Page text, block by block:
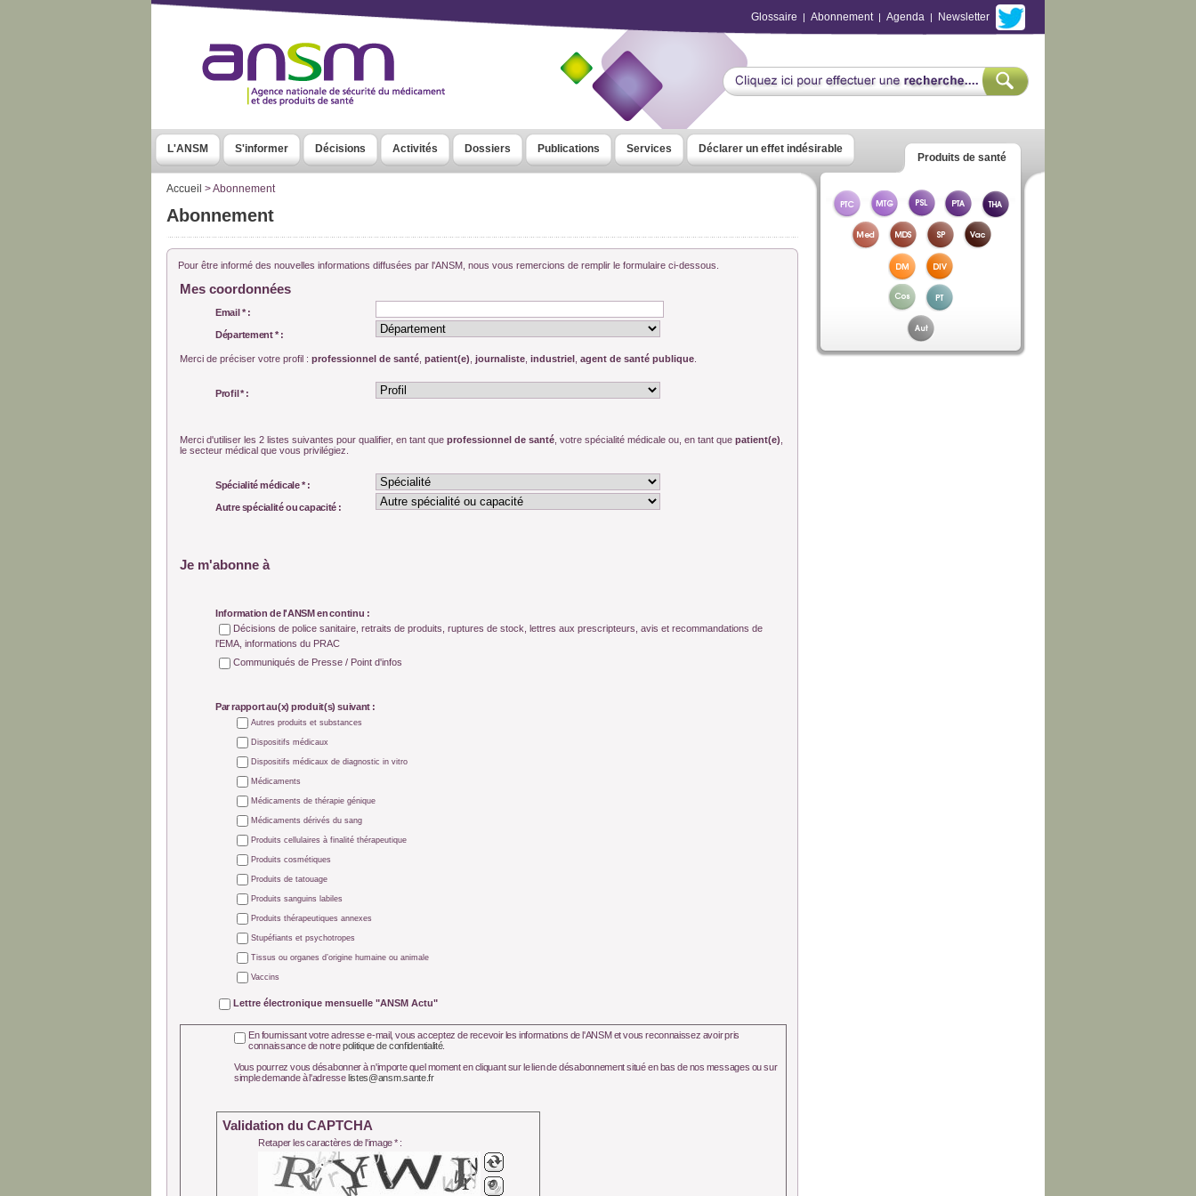
Glossaire | Abonnement | Agenda | Newsletter
Produits de santé
L'ANSM S'informer Décisions Activités Dossiers Publications Services Déclarer un effet indésirable
Accueil >Abonnement
Abonnement
Pour être informé des nouvelles informations diffusées par l'ANSM, nous vous remercions de remplir le formulaire ci-dessous.
Mes coordonnées
Email * :
Département * :
Merci de préciser votre profil : professionnel de santé patient(e) journaliste industriel agent de santé publique
Profil * :
Merci d'utiliser les 2 listes suivantes pour qualifier, en tant que professionnel de santé , votre spécialité médicale ou, en tant que patient(e)
le secteur médical que vous privilégiez.
Spécialité médicale * :
Autre spécialité ou capacité :
Je m'abonne à
Information de l'ANSM en continu :
Décisions de police sanitaire, retraits de produits, ruptures de stock, lettres aux prescripteurs, avis et recommandations de
l'EMA, informations du PRAC
Communiqués de Presse / Point d'infos
Par rapport au(x) produit(s) suivant :
Autres produits et substances
Dispositifs médicaux
Dispositifs médicaux de diagnostic in vitro
Médicaments
Médicaments de thérapie génique
Médicaments dérivés du sang
Produits cellulaires à finalité thérapeutique
Produits cosmétiques
Produits de tatouage
Produits sanguins labiles
Produits thérapeutiques annexes
Stupéfiants et psychotropes
Tissus ou organes d’origine humaine ou animale
Vaccins
Lettre électronique mensuelle "ANSM Actu"
En fournissant votre adresse e-mail, vous acceptez de recevoir les informations de l'ANSM et vous reconnaissez avoir pris
connaissance de notrepolitique de confidentialité.
Vous pourrez vous désabonner à n'importe quel moment en cliquant sur le lien de désabonnement situé en bas de nos messages ou sur
simple demande à l'adresselistes@ansm.sante.fr
Validation du CAPTCHA
Retaper les caractères de l'image * :